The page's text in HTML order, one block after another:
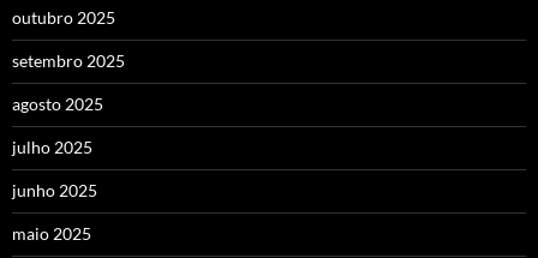
outubro 2025
setembro 2025
agosto 2025
julho 2025
junho 2025
maio 2025